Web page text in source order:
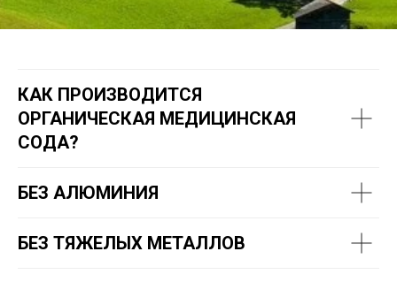
КАК ПРОИЗВОДИТСЯ
ОРГАНИЧЕСКАЯ МЕДИЦИНСКАЯ
СОДА?
БЕЗ АЛЮМИНИЯ
БЕЗ ТЯЖЕЛЫХ МЕТАЛЛОВ